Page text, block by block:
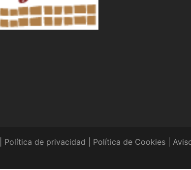
Política de privacidad Política de Cookies